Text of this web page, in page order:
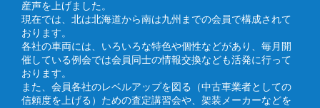
産声を上げました。
現在では、北は北海道から南は九州までの会員で構成されて
おります。
各社の車両には、いろいろな特色や個性などがあり、毎月開
催している例会では会員同士の情報交換なども活発に行って
おります。
また、会員各社のレベルアップを図る（中古車業者としての
信頼度を上げる）ための査定講習会や、架装メーカーなどを